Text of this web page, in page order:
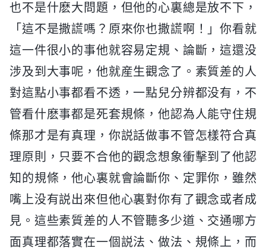
也不是什麽大問題，但他的心裏總是放不下，
「這不是撒謊嗎？原來你也撒謊啊！」你看就
這一件很小的事他就容易定規、論斷，這還没
涉及到大事呢，他就産生觀念了。素質差的人
對這點小事都看不透，一點兒分辨都没有，不
管看什麽事都是死套規條，他認為人能守住規
條那才是有真理，你説話做事不管怎樣符合真
理原則，只要不合他的觀念想象衝擊到了他認
知的規條，他心裏就會論斷你、定罪你，雖然
嘴上没有説出來但他心裏對你有了觀念或者成
見。這些素質差的人不管聽多少道、交通哪方
面真理都落實在一個説法、做法、規條上，而